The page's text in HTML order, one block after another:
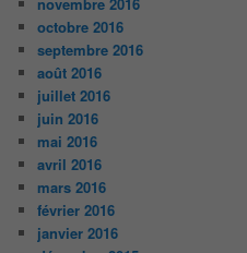
novembre 2016
octobre 2016
septembre 2016
août 2016
juillet 2016
juin 2016
mai 2016
avril 2016
mars 2016
février 2016
janvier 2016